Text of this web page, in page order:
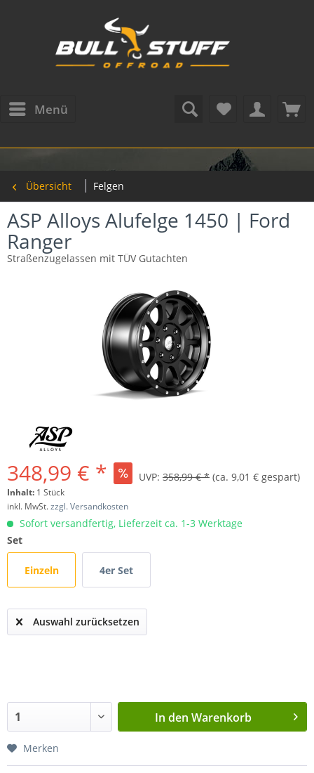
Menü
Übersicht Felgen
ASP Alloys Alufelge 1450 | Ford
Ranger
Straßenzugelassen mit TÜV Gutachten
348,99 € * UVP: 358,99 € * (ca. 9,01 € gespart)
Inhalt: 1 Stück
inkl. MwSt.zzgl. Versandkosten
Sofort versandfertig, Lieferzeit ca. 1-3 Werktage
Set
Einzeln 4er Set
Auswahl zurücksetzen
In den Warenkorb
Merken